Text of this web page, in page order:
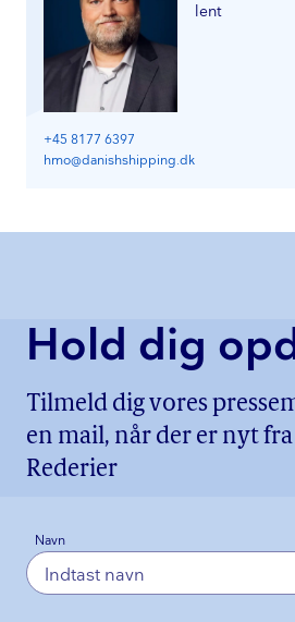
lent
+45 8177 6397
hmo@danishshipping.dk
Hold dig
Tilmeld dig vores
en mail, når der er nyt
Rederier
Navn